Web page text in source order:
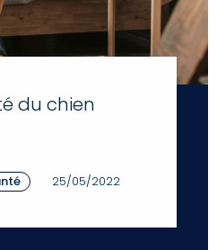
du chien
25/05/2022